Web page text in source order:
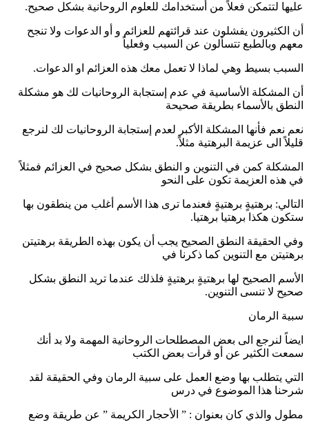
عليها لتتمكن فعلاً من أستخدامك للعلوم الروحانية بشكل صحيح.
أن الكثيرون يفشلون عند قرائتهم للعزائم و أو الدعوات ولا تنجح
معهم وبالطبع تتسألون عن السبب وفعلياً
السبب بسيط وهي لماذا لا تعمل معك هذه العزائم او الدعوات.
أن المشكلة الأساسية في عدم إستجابة الروحانيات لك هو مشكلة
النطق بالأسماء بطريقة صحيحة
نعم نعم فأنها المشكلة الأكبر لعدم إستجابة الروحانيات لك لنرجع
قليلاً الى عزيمة البرهتية مثلاً.
المشكلة كمن في التنوين و النطق بشكل صحيح في العزائم فمثلاً
في هذه العزيمة تكون على النحو
التالي: برهتيةٍ برهتيةٍ فعندما ترى هذا الأسم أغلب من ينطقون بها
ستكون هكذا برهتيا برهتيا.
وفي الحقيقة النطق الصحيح يجب أن يكون بهذه الطريقة برهتيتن
برهتيتن مع التنوين كما ذكرنا في
الأسم الصحيح لها برهتيةٍ برهتيةٍ فلذلك عندما تريد النطق بشكل
صحيح لا تنسى التنوين.
سبية الرمان
ايضاً لنرجع الى بعض المصطلحات الروحانية المهمة ولا بد أنك
سمعت الكثير عن أو قرأت بعض الكتب
التي يتطلب بها وضع العمل على سبية الرمان وفي الحقيقة لقد
شرحنا هذا الموضوع في درس
مطول والذي كان بعنوان : ” الأحجار الكريمة ” عن طريقة وضع